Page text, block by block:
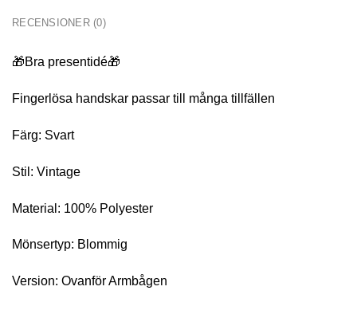
RECENSIONER (0)
🎁Bra presentidé🎁
Fingerlösa handskar passar till många tillfällen
Färg: Svart
Stil: Vintage
Material: 100% Polyester
Mönsertyp: Blommig
Version: Ovanför Armbågen